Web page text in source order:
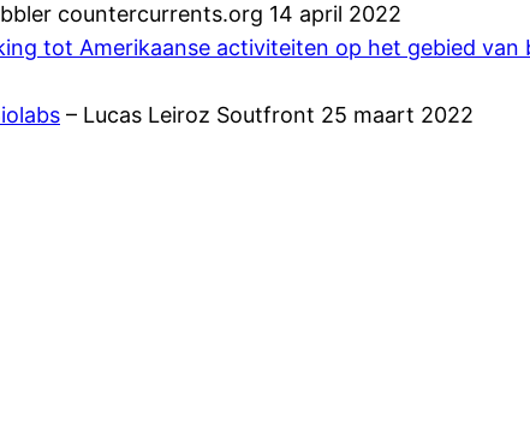
countercurrents.org 14 april 2022
tot Amerikaanse activiteiten op het gebied
– Lucas Leiroz Soutfront 25 maart 2022